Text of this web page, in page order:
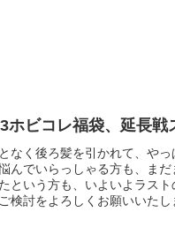
ホビコレ福袋、延長戦
なく後ろ髪を引かれて、や
んでいらっしゃる方も、ま
という方も、いよいよラス
検討をよろしくお願いいたし